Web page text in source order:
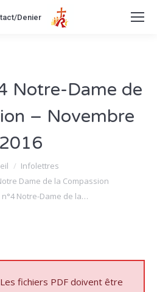
Denier
Notre-Dame de
– Novembre
2016
Infolettres
Dame de la Compassion
Notre-Dame de la…
Les fichiers PDF doivent être